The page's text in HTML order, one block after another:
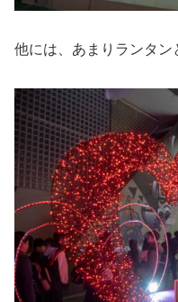
他には、あまりランタン